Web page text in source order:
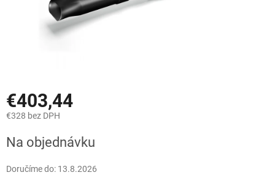
€403,44
€328 bez DPH
cena:
Na objednávku
Doručíme do: 13.8.2026